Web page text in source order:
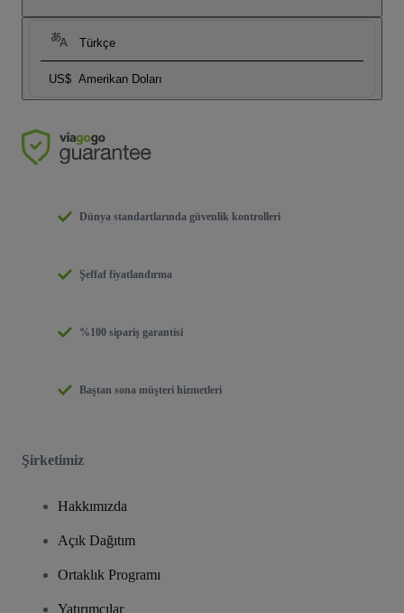
Türkçe
US$ Amerikan Doları
Dünya standartlarında güvenlik kontrolleri
Şeffaf fiyatlandırma
%100 sipariş garantisi
Baştan sona müşteri hizmetleri
Şirketimiz
Hakkımızda
Açık Dağıtım
Ortaklık Programı
Yatırımcılar